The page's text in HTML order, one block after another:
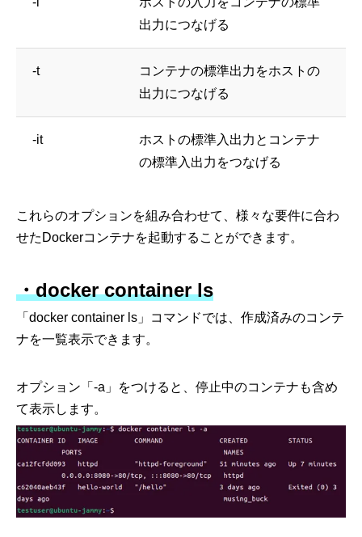
出力につなげる
-t
コンテナの標準出力をホストの
出力につなげる
-it
ホストの標準入出力とコンテナ
の標準入出力をつなげる
これらのオプションを組み合わせて、様々な要件に合わ
せたDockerコンテナを起動することができます。
・docker container ls
「docker container ls」コマンドでは、作成済みのコンテ
ナを一覧表示できます。
オプション「-a」をつけると、停止中のコンテナも含め
て表示します。